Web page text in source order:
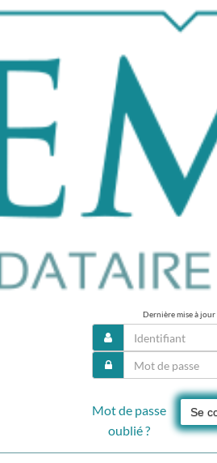
Dernière mise à
Se
Mot de passe
oublié ?